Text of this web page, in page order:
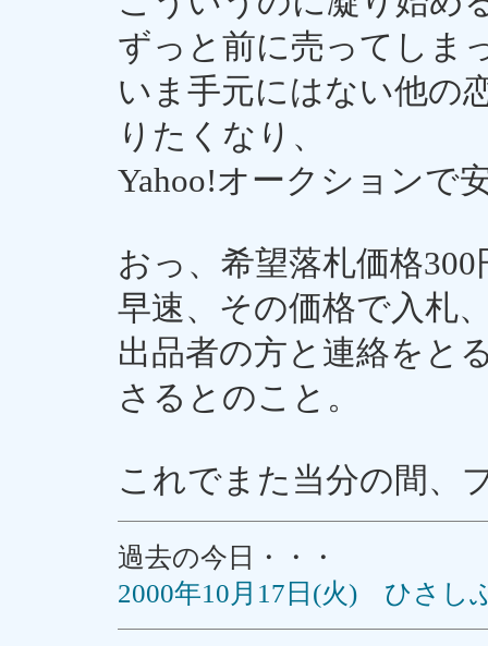
ずっと前に売ってしま
いま手元にはない他の
りたくなり、
Yahoo!オークションで
おっ、希望落札価格
早速、その価格で入札
出品者の方と連絡をと
さるとのこと。
これでまた当分の間、
過去の今日・・・
2000年10月17日(火) ひさし